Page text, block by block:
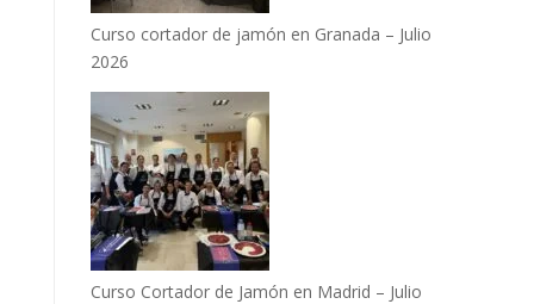
Curso cortador de jamón en Granada – Julio
2026
Curso Cortador de Jamón en Madrid – Julio